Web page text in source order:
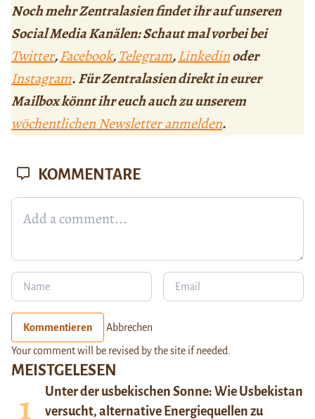
Noch mehr Zentralasien findet ihr auf unseren
Social Media Kanälen: Schaut mal vorbei bei
Twitter,Facebook,Telegram,Linkedinoder
Instagram. Für Zentralasien direkt in eurer
Mailbox könnt ihr euch auch zu unserem
wöchentlichen Newsletter anmelden.
MEISTGELESEN
Unter der usbekischen Sonne: Wie Usbekistan
versucht, alternative Energiequellen zu
KOMMENTARE
Kommentieren Abbrechen
Your comment will be revised by the site if needed.